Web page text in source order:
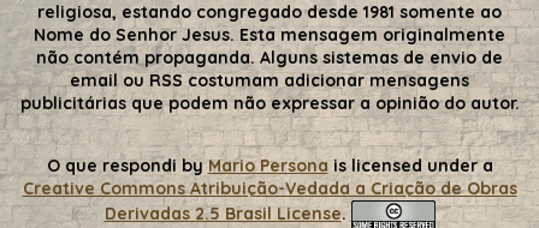
religiosa, estando congregado desde 1981 somente ao
Nome do Senhor Jesus. Esta mensagem originalmente
não contém propaganda. Alguns sistemas de envio de
email ou RSS costumam adicionar mensagens
publicitárias que podem não expressar a opinião do autor.
O que respondibyMario Persona is licensed under a
Creative Commons Atribuição-Vedada a Criação de Obras
Derivadas 2.5 Brasil License.